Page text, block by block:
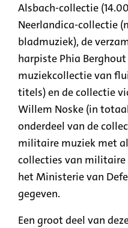
Alsbach-collectie
Neerlandica-collectie
bladmuziek), de
harpiste Phia
muziekcollectie van
titels) en de collectie
Willem Noske (in
onderdeel van de
militaire muziek met
collecties van militaire
het Ministerie van
gegeven.
Een groot deel van